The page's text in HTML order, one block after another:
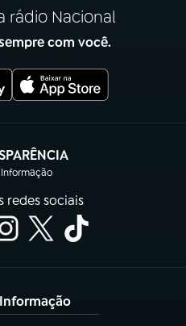
rádio Nacional
com você.
(abre em nova aba)
redes sociais